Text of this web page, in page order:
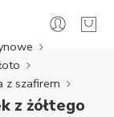
z szafirem
z żółtego